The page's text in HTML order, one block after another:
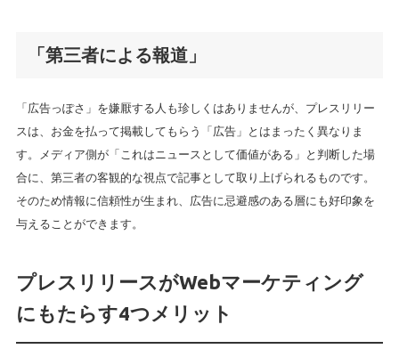
「第三者による報道」
「広告っぽさ」を嫌厭する人も珍しくはありませんが、プレスリリー
スは、お金を払って掲載してもらう「広告」とはまったく異なりま
す。メディア側が「これはニュースとして価値がある」と判断した場
合に、第三者の客観的な視点で記事として取り上げられるものです。
そのため情報に信頼性が生まれ、広告に忌避感のある層にも好印象を
与えることができます。
プレスリリースがWebマーケティング
にもたらす4つメリット